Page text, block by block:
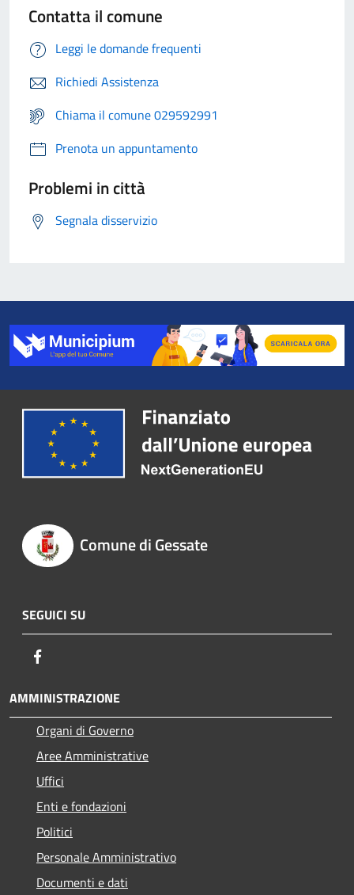
Contatta il comune
Leggi le domande frequenti
Richiedi Assistenza
Chiama il comune 029592991
Prenota un appuntamento
Problemi in città
Segnala disservizio
Comune di Gessate
SEGUICI SU
AMMINISTRAZIONE
Organi di Governo
Aree Amministrative
Uffici
Enti e fondazioni
Politici
Personale Amministrativo
Documenti e dati